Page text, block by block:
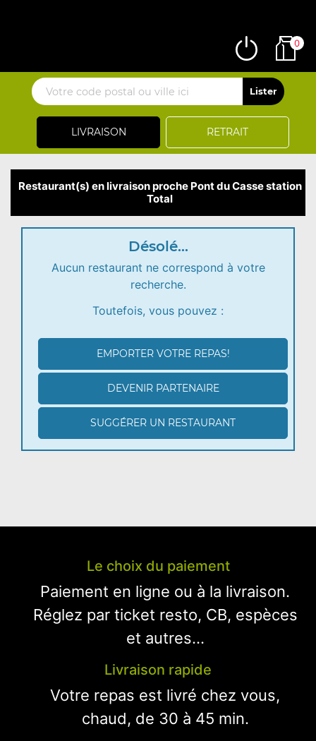
LIVRAISON RETRAIT
0
Restaurant(s) en livraison proche Pont du Casse station
Total
Désolé...
Aucun restaurant ne correspond à votre
recherche.
Toutefois, vous pouvez :
EMPORTER VOTRE REPAS!
DEVENIR PARTENAIRE
SUGGÉRER UN RESTAURANT
Le choix du paiement
Paiement en ligne ou à la livraison.
Réglez par ticket resto, CB, espèces
et autres...
Livraison rapide
Votre repas est livré chez vous,
chaud, de 30 à 45 min.